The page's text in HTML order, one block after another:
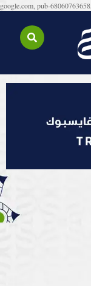
google.com, pub-